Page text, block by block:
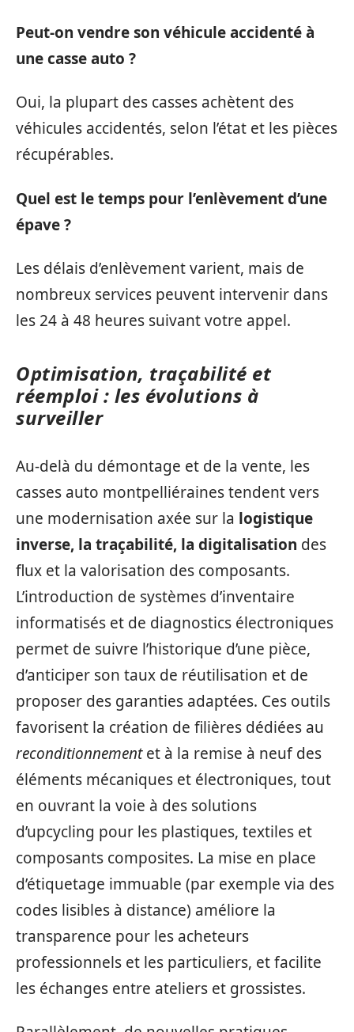
Peut-on vendre son véhicule accidenté à
une casse auto ?
Oui, la plupart des casses achètent des
véhicules accidentés, selon l’état et les pièces
récupérables.
Quel est le temps pour l’enlèvement d’une
épave ?
Les délais d’enlèvement varient, mais de
nombreux services peuvent intervenir dans
les 24 à 48 heures suivant votre appel.
Optimisation, traçabilité et
réemploi : les évolutions à
surveiller
Au-delà du démontage et de la vente, les
casses auto montpelliéraines tendent vers
une modernisation axée sur la logistique
inverse, la traçabilité, la digitalisation des
flux et la valorisation des composants.
L’introduction de systèmes d’inventaire
informatisés et de diagnostics électroniques
permet de suivre l’historique d’une pièce,
d’anticiper son taux de réutilisation et de
proposer des garanties adaptées. Ces outils
favorisent la création de filières dédiées au
reconditionnementet à la remise à neuf des
éléments mécaniques et électroniques, tout
en ouvrant la voie à des solutions
d’upcycling pour les plastiques, textiles et
composants composites. La mise en place
d’étiquetage immuable (par exemple via des
codes lisibles à distance) améliore la
transparence pour les acheteurs
professionnels et les particuliers, et facilite
les échanges entre ateliers et grossistes.